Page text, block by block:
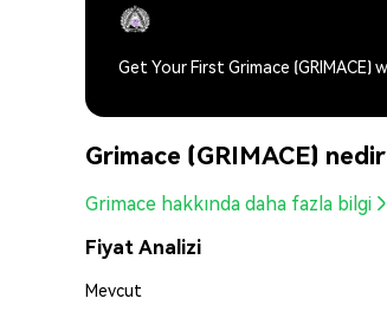
Get Your First Grimace (GRIMACE)
Grimace (GRIMACE) nedir
Grimace hakkında daha fazla bilgi
Fiyat Analizi
Mevcut